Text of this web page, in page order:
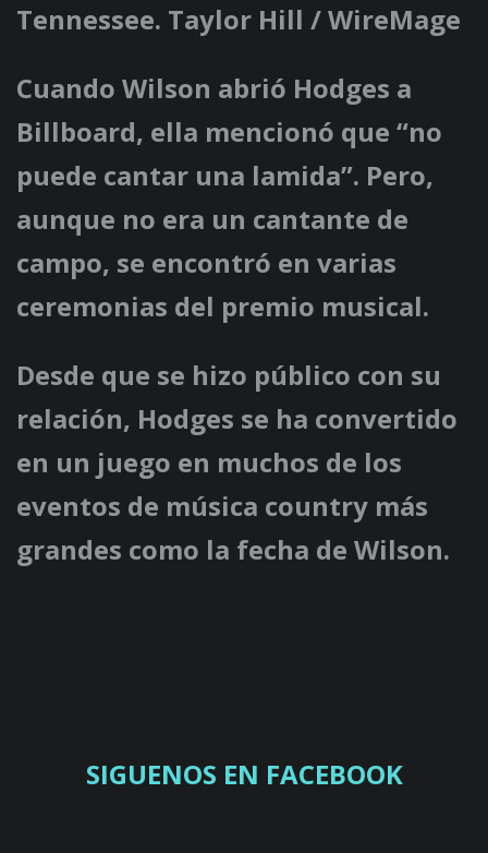
Tennessee. Taylor Hill / WireMage
Cuando Wilson abrió Hodges a
Billboard, ella mencionó que “no
puede cantar una lamida”. Pero,
aunque no era un cantante de
campo, se encontró en varias
ceremonias del premio musical.
Desde que se hizo público con su
relación, Hodges se ha convertido
en un juego en muchos de los
eventos de música country más
grandes como la fecha de Wilson.
SIGUENOS EN FACEBOOK